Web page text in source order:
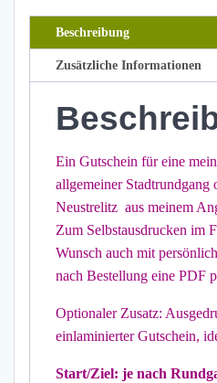
Beschreibung
Zusätzliche Informationen
Ein Gutschein für eine
allgemeiner
Neustrelitz aus meinem
Zum Selbstausdrucken im
Wunsch auch mit
nach Bestellung eine PDF
Optionaler Zusatz:
einlaminierter Gutschein,
Start/Ziel: je nach